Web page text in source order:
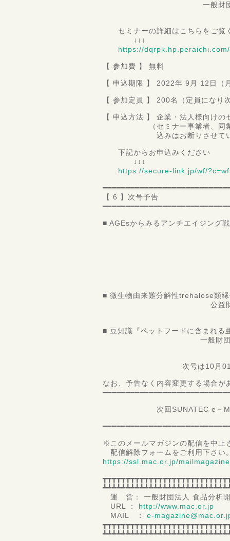
一般財団法人 食品分
セミナーの詳細はこちらをご覧
↓↓↓
https://dqrpk.hp.peraichi.com/
【 参加費 】 無料
【 申込期限 】 2022年 9月 12日（
【 参加定員 】 200名（定員になり
【 申込方法 】 企業・法人様向け
（セミナー事業者、同業者お
込みはお断りさせていた
下記からお申込みください
↓↓↓
https://secure-link.jp/wf/
【 6 】次号予告
■ AGEsからみるアンチエイジング
■ 微生物由来難分解性trehalose類
公益財団法人微生物
■ 豆知識『ペットフードに含まれる
一般財団法人 食品分
次号は10月01日配
なお、予告なく内容変更する場合
次回SUNATEC e－
※このメールマガジンの配信を中止
配信解除フォームをご利用下さい
https://ssl.mac.or.jp/
運 営： 一般財団法人 食品分析
URL ： http://www.mac.or.jp
MAIL ： e-